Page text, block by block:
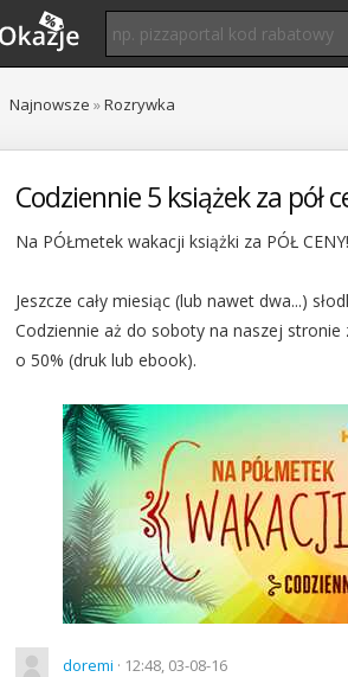
Najnowsze »Rozrywka
Codziennie 5 książek za pół
Na PÓŁmetek wakacji książki za PÓŁ CENY!
Jeszcze cały miesiąc (lub nawet dwa...)
Codziennie aż do soboty na naszej
o 50% (druk lub ebook).
doremi · 12:48, 03-08-16